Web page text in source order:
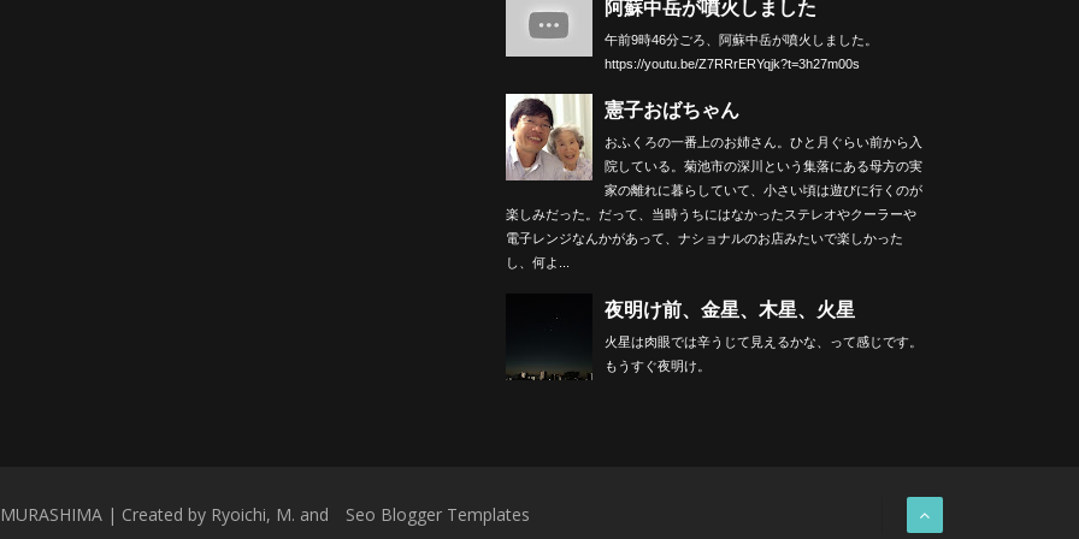
阿蘇中岳が噴火しました
午前9時46分ごろ、阿蘇中岳が噴火しました。
https://youtu.be/Z7RRrERYqjk?t=3h27m00s
憲子おばちゃん
おふくろの一番上のお姉さん。ひと月ぐらい前から入
院している。菊池市の深川という集落にある母方の実
家の離れに暮らしていて、小さい頃は遊びに行くのが
楽しみだった。だって、当時うちにはなかったステレオやクーラーや
電子レンジなんかがあって、ナショナルのお店みたいで楽しかった
し、何よ...
夜明け前、金星、木星、火星
火星は肉眼では辛うじて見えるかな、って感じです。
もうすぐ夜明け。
| Created by Ryoichi, M. and Seo Blogger Templates